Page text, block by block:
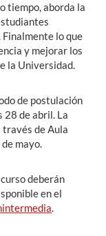
tiempo, aborda la
lo que
y mejorar los
la Universidad.
de postulación
28 de abril. La
través de Aula
mayo.
deberán
en el
.